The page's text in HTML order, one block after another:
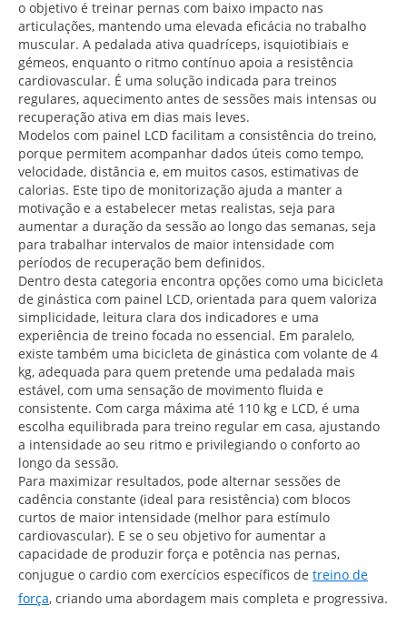
o objetivo é treinar pernas com baixo impacto nas
articulações, mantendo uma elevada eficácia no trabalho
muscular. A pedalada ativa quadríceps, isquiotibiais e
gémeos, enquanto o ritmo contínuo apoia a resistência
cardiovascular. É uma solução indicada para treinos
regulares, aquecimento antes de sessões mais intensas ou
recuperação ativa em dias mais leves.
Modelos com painel LCD facilitam a consistência do treino,
porque permitem acompanhar dados úteis como tempo,
velocidade, distância e, em muitos casos, estimativas de
calorias. Este tipo de monitorização ajuda a manter a
motivação e a estabelecer metas realistas, seja para
aumentar a duração da sessão ao longo das semanas, seja
para trabalhar intervalos de maior intensidade com
períodos de recuperação bem definidos.
Dentro desta categoria encontra opções como uma bicicleta
de ginástica com painel LCD, orientada para quem valoriza
simplicidade, leitura clara dos indicadores e uma
experiência de treino focada no essencial. Em paralelo,
existe também uma bicicleta de ginástica com volante de 4
kg, adequada para quem pretende uma pedalada mais
estável, com uma sensação de movimento fluida e
consistente. Com carga máxima até 110 kg e LCD, é uma
escolha equilibrada para treino regular em casa, ajustando
a intensidade ao seu ritmo e privilegiando o conforto ao
longo da sessão.
Para maximizar resultados, pode alternar sessões de
cadência constante (ideal para resistência) com blocos
curtos de maior intensidade (melhor para estímulo
cardiovascular). E se o seu objetivo for aumentar a
capacidade de produzir força e potência nas pernas,
conjugue o cardio com exercícios específicos de treino de
força, criando uma abordagem mais completa e progressiva.